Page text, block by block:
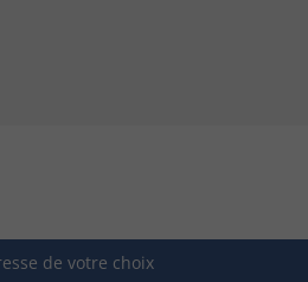
de votre choix